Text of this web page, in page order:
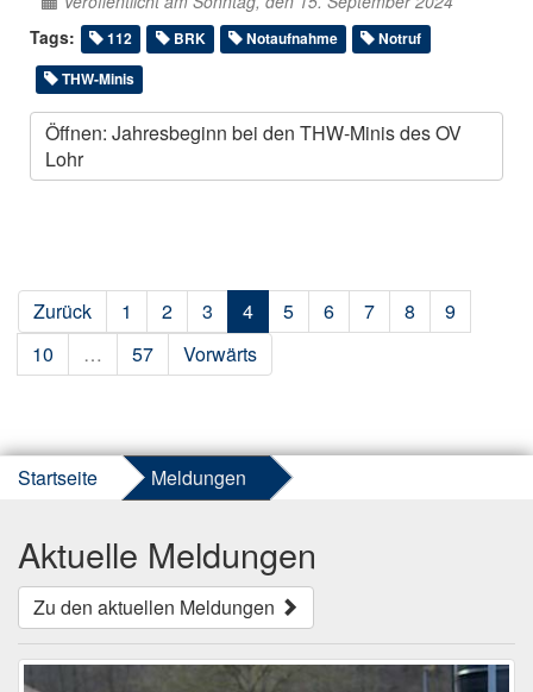
Tags:
112 BRK Notaufnahme
Notruf
THW-Minis
Öffnen: Jahresbeginn bei den THW-Minis des OV
Lohr
Zurück 1 2 3 4 5 6 7 8
9
10
… 57 Vorwärts
Startseite Meldungen
Aktuelle Meldungen
Zu den aktuellen Meldungen